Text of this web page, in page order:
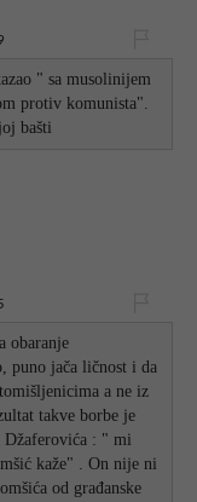
" sa musolinijem
protiv komunista".
bašti
obaranje
puno jača ličnost i da
a ne iz
takve borbe je
Džaferovića : " mi
kaže" . On nije ni
od građanske